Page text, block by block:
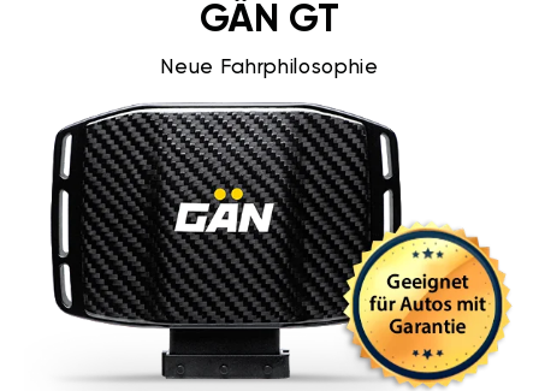
GÄN GT
Neue Fahrphilosophie